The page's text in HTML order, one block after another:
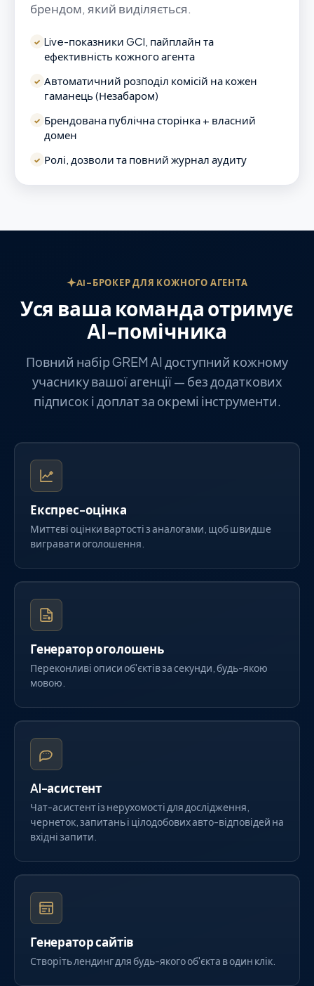
брендом, який виділяється.
✓ Live-показники GCI, пайплайн та
ефективність кожного агента
✓ Автоматичний розподіл комісій на кожен
гаманець (Незабаром)
✓ Брендована публічна сторінка + власний
домен
✓ Ролі, дозволи та повний журнал аудиту
AI-БРОКЕР ДЛЯ КОЖНОГО АГЕНТА
Уся ваша команда отримує
AI-помічника
Повний набір GREM AI доступний кожному
учаснику вашої агенції — без додаткових
підписок і доплат за окремі інструменти.
Експрес-оцінка
Миттєві оцінки вартості з аналогами, щоб швидше
вигравати оголошення.
Генератор оголошень
Переконливі описи об'єктів за секунди, будь-якою
мовою.
AI-асистент
Чат-асистент із нерухомості для дослідження,
чернеток, запитань і цілодобових авто-відповідей на
вхідні запити.
Генератор сайтів
Створіть лендинг для будь-якого об'єкта в один клік.